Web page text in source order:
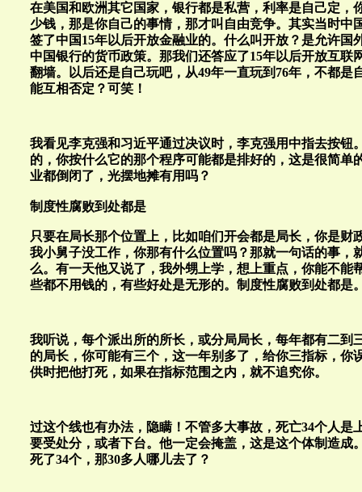
在美国和欧洲其它国家，银行都是私营，利率是自己定，
少钱，那是你自己的事情，那才叫自由竞争。其实当时中
签了中国15年以后开放金融业的。什么叫开放？是允许国
中国银行的货币政策。那我们还答应了15年以后开放互联
翻墙。以后还是自己玩吧，从49年一直玩到76年，不都是
能互相否定？可笑！
我看见李克强和习近平通过决议时，李克强用中指去按钮
的，你按什么它的那个程序可能都是排好的，这是很简单
业都倒闭了，光摆地摊有用吗？
制度性腐败到处都是
只要在局长那个位置上，比如咱们开会都是局长，你是财
我小舅子没工作，你那有什么位置吗？那就一句话的事，
么。有一天他又说了，我外甥上学，想上重点，你能不能
些都不用钱的，有些好处是无形的。制度性腐败到处都是
我听说，每个派出所的所长，或分局局长，每年都有二到
的局长，你可能有三个，这一年别多了，给你三指标，你
供时把他打死，如果在指标范围之内，就不追究你。
过这个线也有办法，隐瞒！不管多大事故，死亡34个人是
要受处分，或者下台。他一定会掩盖，这是这个体制造成
死了34个，那30多人哪儿去了？